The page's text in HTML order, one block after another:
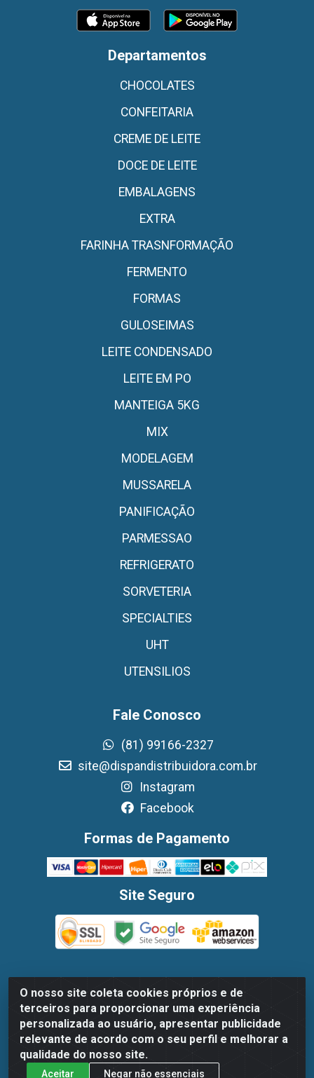
O nosso site coleta cookies próprios e de
terceiros para proporcionar uma experiência
personalizada ao usuário, apresentar publicidade
relevante de acordo com o seu perfil e melhorar a
qualidade do nosso site.
Aceitar Negar não essenciais
Departamentos
CHOCOLATES
CONFEITARIA
CREME DE LEITE
DOCE DE LEITE
EMBALAGENS
EXTRA
FARINHA TRASNFORMAÇÃO
FERMENTO
FORMAS
GULOSEIMAS
LEITE CONDENSADO
LEITE EM PO
MANTEIGA 5KG
MIX
MODELAGEM
MUSSARELA
PANIFICAÇÃO
PARMESSAO
REFRIGERATO
SORVETERIA
SPECIALTIES
UHT
UTENSILIOS
Fale Conosco
(81) 99166-2327
site@dispandistribuidora.com.br
Instagram
Facebook
Formas de Pagamento
Site Seguro
Dispan Distribuidora de Alimentos LTDA - Avenida Marechal
Mascarenhas De Moraes, 1048- Imbiribeira, Recife/PE - CEP
51.170-000 - CNPJ 30.779.584/0003-78